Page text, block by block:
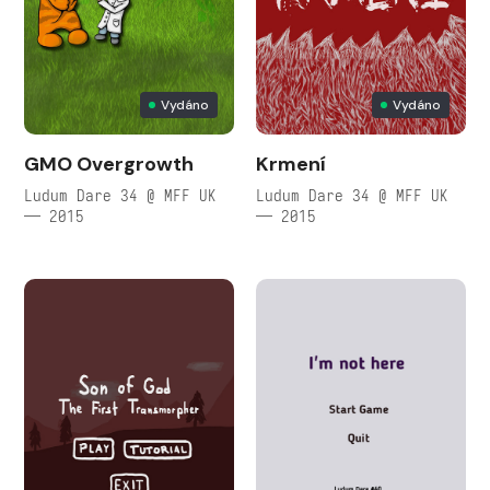
Vydáno
GMO Overgrowth
Ludum Dare 34 @ MFF UK
— 2015
Vydáno
Krmení
Ludum Dare 34 @ MFF UK
— 2015